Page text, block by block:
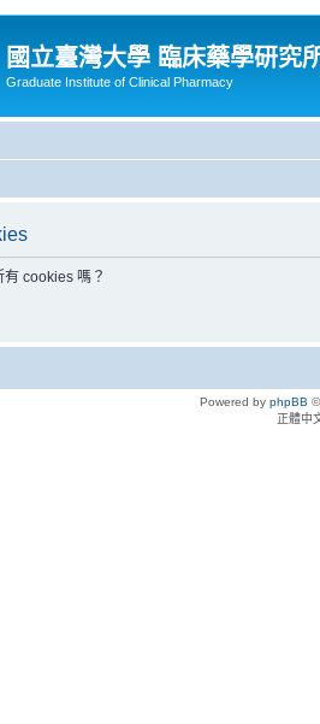
國立臺灣大學 臨床藥學研究
Graduate Institute of Clinical Pharmacy
cookies 嗎？
Powered by phpBB
正體中